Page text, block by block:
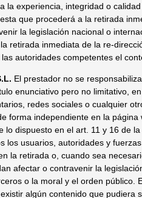
la experiencia, integridad o
que procederá a la retirada
la legislación nacional o
retirada inmediata de la re-
autoridades competentes el
El prestador no se
enunciativo pero no limitativo,
redes sociales o cualquier
forma independiente en la página
lo dispuesto en el art. 11 y 16 de
los usuarios, autoridades y
la retirada o, cuando sea
afectar o contravenir la
o la moral y el orden público.
algún contenido que pudiera